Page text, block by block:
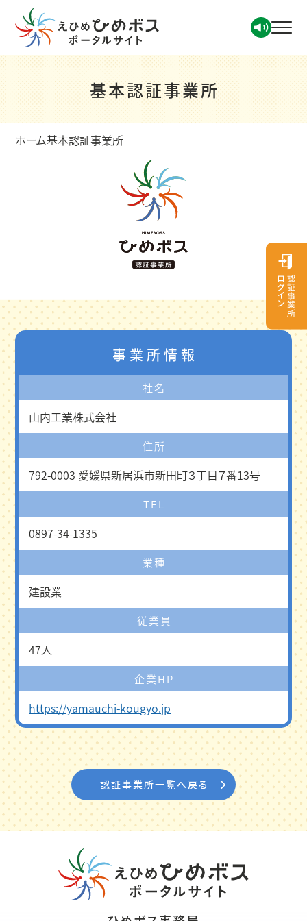
基本認証事業所
ホーム基本認証事業所
事業所情報
社名
山内工業株式会社
住所
792-0003 愛媛県新居浜市新田町３丁目７番13号
TEL
0897-34-1335
業種
建設業
従業員
47人
企業HP
https://yamauchi-kougyo.jp
認証事業所一覧へ戻る